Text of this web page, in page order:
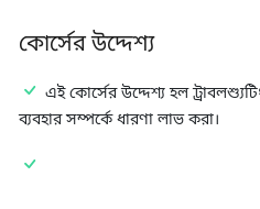
কোর্সের উদ্দেশ্য
এই কোর্সের উদ্দেশ্য হল
ব্যবহার সম্পর্কে ধারণা লাভ করা।